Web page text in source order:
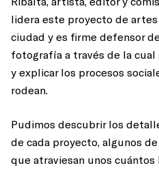
lidera este proyecto de
ciudad y es firme defensor
fotografía a través de la
y explicar los procesos
rodean.
Pudimos descubrir los
de cada proyecto, algunos
que atraviesan unos cuántos